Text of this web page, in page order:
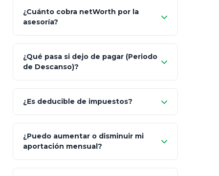
GNP (Proyecta)
Seguros Monterrey
Skandia (Crea)
¿Cuánto cobra netWorth por la
asesoría?
¿Qué pasa si dejo de pagar (Periodo
de Descanso)?
¿Es deducible de impuestos?
¿Puedo aumentar o disminuir mi
aportación mensual?